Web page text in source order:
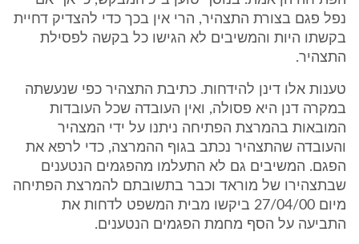
נפל פגם בצורת התצהיר, הרי אין בכך כדי להצדיק דחיית
בקשתו היות והמשיבים לא הגישו כל בקשה לפסילת
התצהיר.
טענות אלו דינן להידחות. כתיבת התצהיר כפי שנעשתה
במקרה דנן היא פסולה, ואין העובדה שכל העובדות
המובאות בהמרצת הפתיחה ניתנו על ידי המצהיר
והעובדה שהתצהיר נכתב בגוף ההמרצה, כדי לרפא את
הפגם. המשיבים גם לא התעלמו מהפגמים הנטענים
שבתצהירו של מוראד וכבר בתשובתם להמרצת הפתיחה
מיום 27/04/00 ביקשו מבית המשפט לדחות את
התביעה על הסף מחמת הפגמים הנטענים.